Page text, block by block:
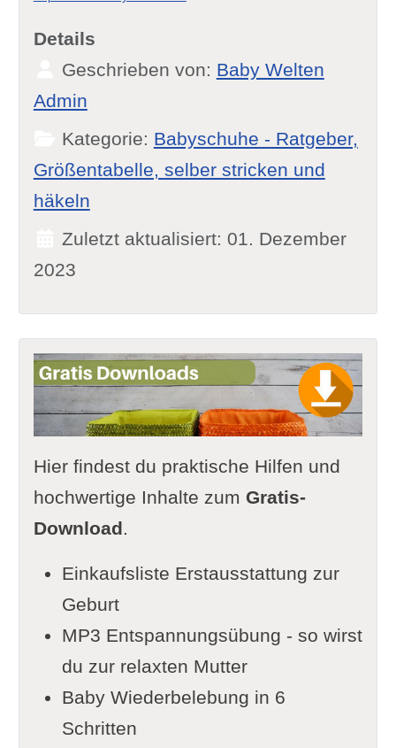
Details
Geschrieben von: Baby Welten
Admin
Kategorie: Babyschuhe - Ratgeber,
Größentabelle, selber stricken und
häkeln
Zuletzt aktualisiert: 01. Dezember
2023
Hier findest du praktische Hilfen und
hochwertige Inhalte zum Gratis-
Download.
Einkaufsliste Erstausstattung zur
Geburt
MP3 Entspannungsübung - so wirst
du zur relaxten Mutter
Baby Wiederbelebung in 6
Schritten